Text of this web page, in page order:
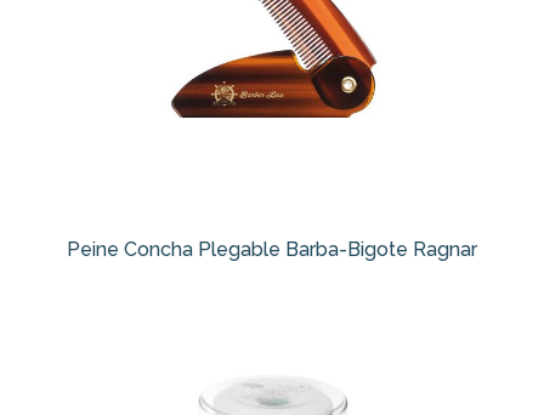
Peine Concha Plegable Barba-Bigote Ragnar